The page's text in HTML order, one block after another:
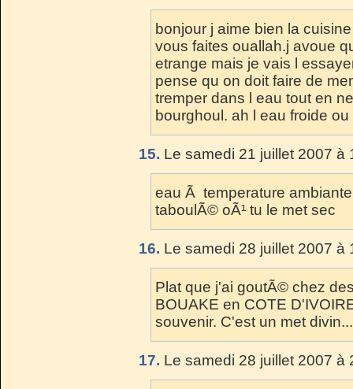
bonjour j aime bien la
vous faites ouallah.j avoue
etrange mais je vais l
pense qu on doit faire de
tremper dans l eau tout en
bourghoul. ah l eau froide
15. Le samedi 21 juillet 2007 à
eau Ã temperature
taboulÃ© oÃ¹ tu le met sec
16. Le samedi 28 juillet 2007 à
Plat que j'ai goutÃ© chez
BOUAKE en COTE
souvenir. C'est un met divin...
17. Le samedi 28 juillet 2007 à